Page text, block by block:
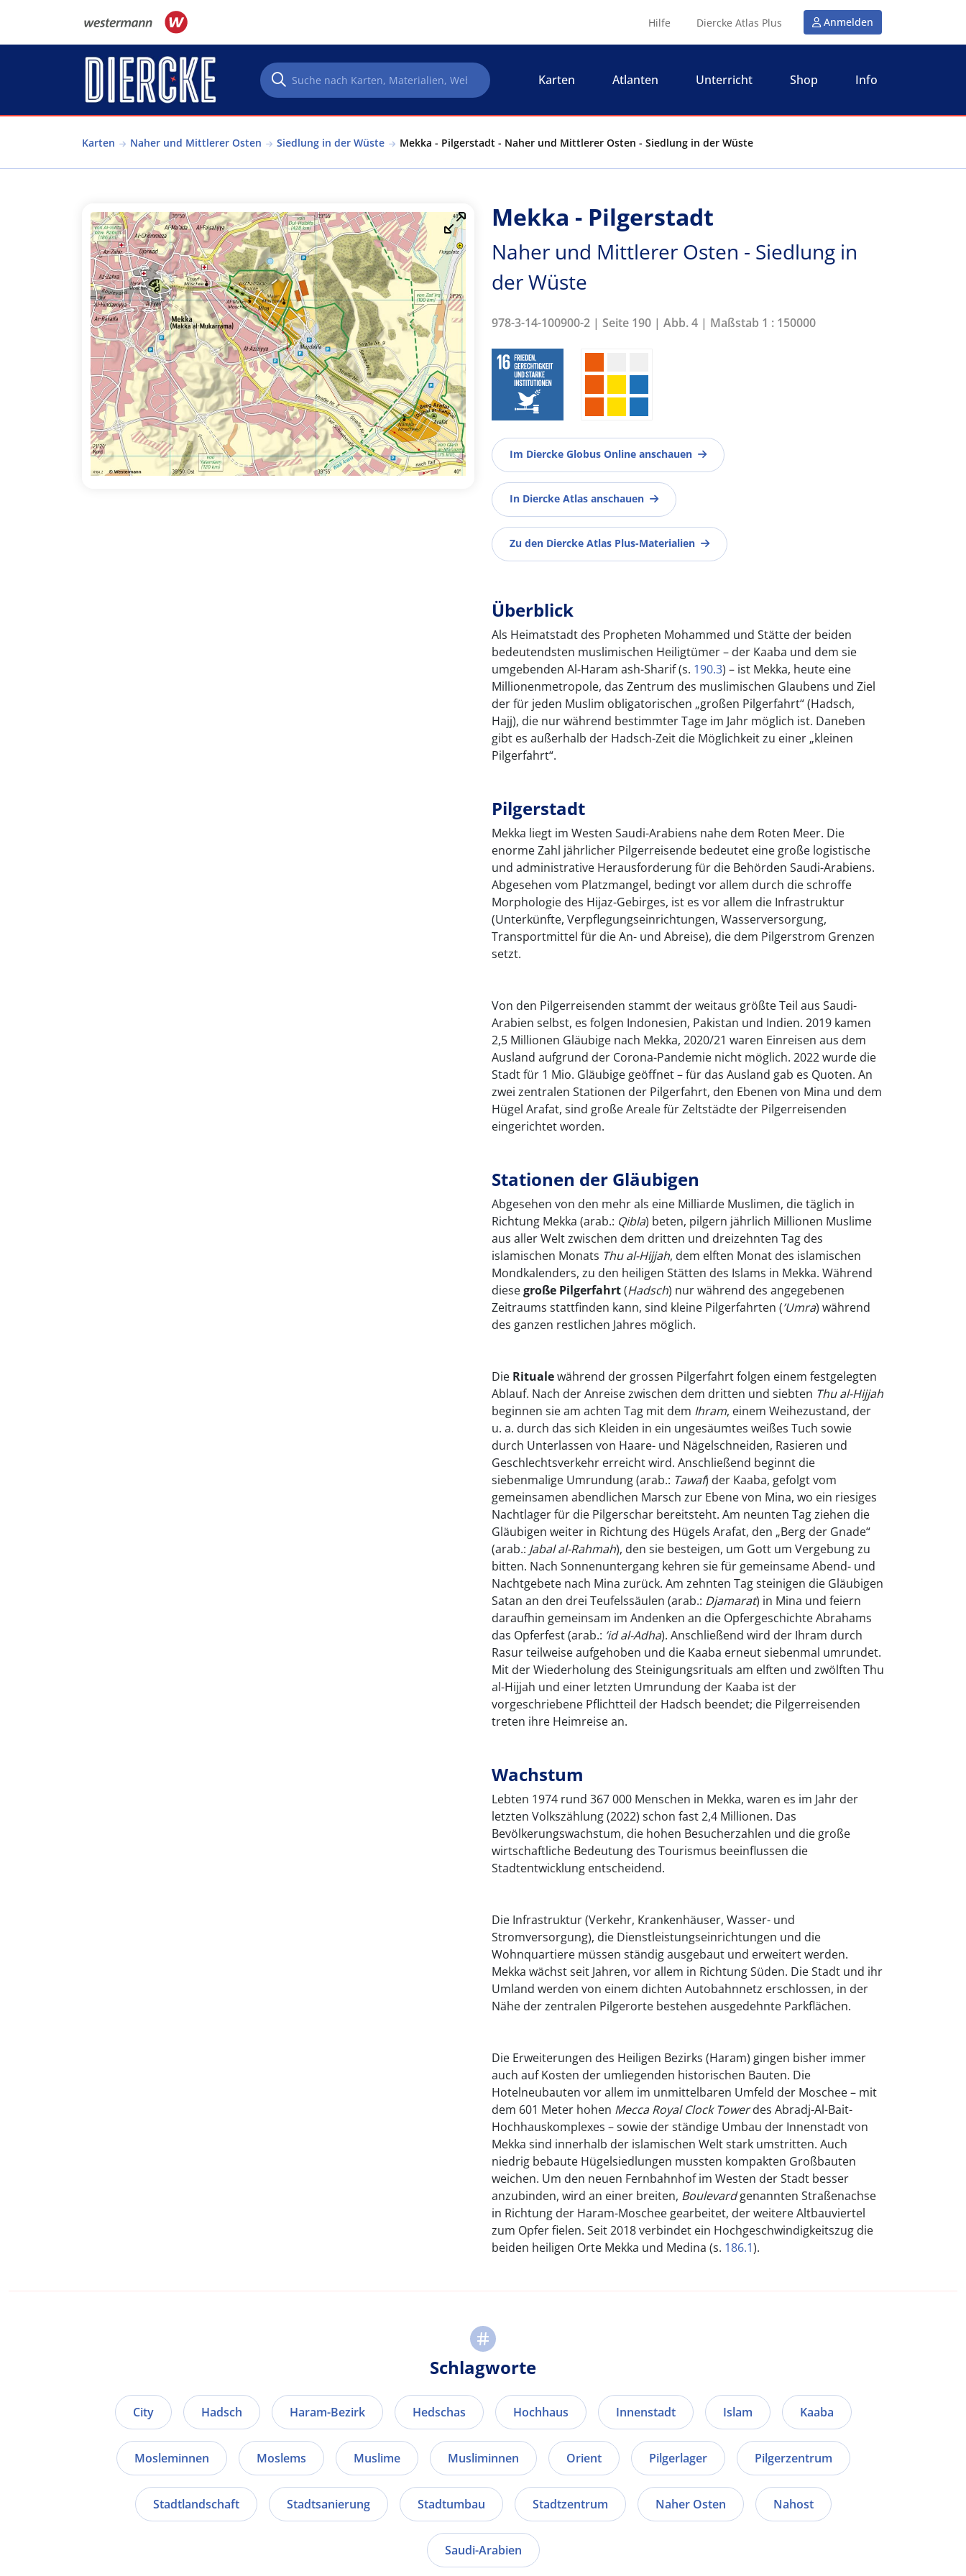
Hilfe Diercke Atlas Plus Anmelden
Karten Atlanten Unterricht Shop Info
Karten Naher und Mittlerer Osten Siedlung in der Wüste Mekka - Pilgerstadt - Naher und Mittlerer Osten - Siedlung in der Wüste
Mekka - Pilgerstadt
Naher und Mittlerer Osten - Siedlung in
der Wüste
978-3-14-100900-2 | Seite 190 | Abb. 4 | Maßstab 1 : 150000
Im Diercke Globus Online anschauen
In Diercke Atlas anschauen
Zu den Diercke Atlas Plus-Materialien
Überblick
Als Heimatstadt des Propheten Mohammed und Stätte der beiden
bedeutendsten muslimischen Heiligtümer – der Kaaba und dem sie
umgebenden Al-Haram ash-Sharif (s. 190.3) – ist Mekka, heute eine
Millionenmetropole, das Zentrum des muslimischen Glaubens und Ziel
der für jeden Muslim obligatorischen „großen Pilgerfahrt“ (Hadsch,
Hajj), die nur während bestimmter Tage im Jahr möglich ist. Daneben
gibt es außerhalb der Hadsch-Zeit die Möglichkeit zu einer „kleinen
Pilgerfahrt“.
Pilgerstadt
Mekka liegt im Westen Saudi-Arabiens nahe dem Roten Meer. Die
enorme Zahl jährlicher Pilgerreisende bedeutet eine große logistische
und administrative Herausforderung für die Behörden Saudi-Arabiens.
Abgesehen vom Platzmangel, bedingt vor allem durch die schroffe
Morphologie des Hijaz-Gebirges, ist es vor allem die Infrastruktur
(Unterkünfte, Verpflegungseinrichtungen, Wasserversorgung,
Transportmittel für die An- und Abreise), die dem Pilgerstrom Grenzen
setzt.
Von den Pilgerreisenden stammt der weitaus größte Teil aus Saudi-
Arabien selbst, es folgen Indonesien, Pakistan und Indien. 2019 kamen
2,5 Millionen Gläubige nach Mekka, 2020/21 waren Einreisen aus dem
Ausland aufgrund der Corona-Pandemie nicht möglich. 2022 wurde die
Stadt für 1 Mio. Gläubige geöffnet – für das Ausland gab es Quoten. An
zwei zentralen Stationen der Pilgerfahrt, den Ebenen von Mina und dem
Hügel Arafat, sind große Areale für Zeltstädte der Pilgerreisenden
eingerichtet worden.
Stationen der Gläubigen
Abgesehen von den mehr als eine Milliarde Muslimen, die täglich in
Richtung Mekka (arab.: Qibla) beten, pilgern jährlich Millionen Muslime
aus aller Welt zwischen dem dritten und dreizehnten Tag des
islamischen Monats Thu al-Hijjah, dem elften Monat des islamischen
Mondkalenders, zu den heiligen Stätten des Islams in Mekka. Während
diesegroße Pilgerfahrt(Hadsch) nur während des angegebenen
Zeitraums stattfinden kann, sind kleine Pilgerfahrten (’Umra) während
des ganzen restlichen Jahres möglich.
Die Ritualewährend der grossen Pilgerfahrt folgen einem festgelegten
Ablauf. Nach der Anreise zwischen dem dritten und siebten Thu al-Hijjah
beginnen sie am achten Tag mit dem Ihram, einem Weihezustand, der
u. a. durch das sich Kleiden in ein ungesäumtes weißes Tuch sowie
durch Unterlassen von Haare- und Nägelschneiden, Rasieren und
Geschlechtsverkehr erreicht wird. Anschließend beginnt die
siebenmalige Umrundung (arab.: Tawaf) der Kaaba, gefolgt vom
gemeinsamen abendlichen Marsch zur Ebene von Mina, wo ein riesiges
Nachtlager für die Pilgerschar bereitsteht. Am neunten Tag ziehen die
Gläubigen weiter in Richtung des Hügels Arafat, den „Berg der Gnade“
(arab.: Jabal al-Rahmah), den sie besteigen, um Gott um Vergebung zu
bitten. Nach Sonnenuntergang kehren sie für gemeinsame Abend- und
Nachtgebete nach Mina zurück. Am zehnten Tag steinigen die Gläubigen
Satan an den drei Teufelssäulen (arab.: Djamarat) in Mina und feiern
daraufhin gemeinsam im Andenken an die Opfergeschichte Abrahams
das Opferfest (arab.: ’idal-Adha). Anschließend wird der Ihram durch
Rasur teilweise aufgehoben und die Kaaba erneut siebenmal umrundet.
Mit der Wiederholung des Steinigungsrituals am elften und zwölften Thu
al-Hijjah und einer letzten Umrundung der Kaaba ist der
vorgeschriebene Pflichtteil der Hadsch beendet; die Pilgerreisenden
treten ihre Heimreise an.
Wachstum
Lebten 1974 rund 367 000 Menschen in Mekka, waren es im Jahr der
letzten Volkszählung (2022) schon fast 2,4 Millionen. Das
Bevölkerungswachstum, die hohen Besucherzahlen und die große
wirtschaftliche Bedeutung des Tourismus beeinflussen die
Stadtentwicklung entscheidend.
Die Infrastruktur (Verkehr, Krankenhäuser, Wasser- und
Stromversorgung), die Dienstleistungseinrichtungen und die
Wohnquartiere müssen ständig ausgebaut und erweitert werden.
Mekka wächst seit Jahren, vor allem in Richtung Süden. Die Stadt und ihr
Umland werden von einem dichten Autobahnnetz erschlossen, in der
Nähe der zentralen Pilgerorte bestehen ausgedehnte Parkflächen.
Die Erweiterungen des Heiligen Bezirks (Haram) gingen bisher immer
auch auf Kosten der umliegenden historischen Bauten. Die
Hotelneubauten vor allem im unmittelbaren Umfeld der Moschee – mit
dem 601 Meter hohen MeccaRoyal Clock Towerdes Abradj-Al-Bait-
Hochhauskomplexes – sowie der ständige Umbau der Innenstadt von
Mekka sind innerhalb der islamischen Welt stark umstritten. Auch
niedrig bebaute Hügelsiedlungen mussten kompakten Großbauten
weichen. Um den neuen Fernbahnhof im Westen der Stadt besser
anzubinden, wird an einer breiten, Boulevardgenannten Straßenachse
in Richtung der Haram-Moschee gearbeitet, der weitere Altbauviertel
zum Opfer fielen. Seit 2018 verbindet ein Hochgeschwindigkeitszug die
beiden heiligen Orte Mekka und Medina (s. 186.1).
Schlagworte
City Hadsch Haram-Bezirk Hedschas Hochhaus Innenstadt Islam Kaaba
Mosleminnen Moslems Muslime Musliminnen Orient Pilgerlager Pilgerzentrum
Stadtlandschaft Stadtsanierung Stadtumbau Stadtzentrum Naher Osten Nahost
Saudi-Arabien